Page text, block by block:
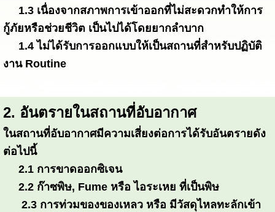
1.3 เนื่องจากสภาพการเข้าออกที่ไม่สะดวกทำให้การ
กู้ภัยหรือช่วยชีวิต เป็นไปได้โดยยากลำบาก
1.4 ไม่ได้รับการออกแบบให้เป็นสถานที่สำหรับปฏิบัติ
งาน Routine
2. อันตรายในสถานที่อับอากาศ
ในสถานที่อับอากาศมีความเสี่ยงต่อการได้รับอันตรายดัง
ต่อไปนี้
2.1 การขาดออกซิเจน
2.2 ก๊าซพิษ, Fume หรือ ไอระเหย ที่เป็นพิษ
2.3 การท่วมของของเหลว หรือ มีวัสดุไหลทะลักเข้า